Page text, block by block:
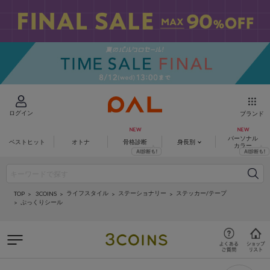
ログイン ブランド
ベストヒット オトナ 骨格診断 身長別
パーソナル
カラー
TOP 3COINS ライフスタイル ステーショナリー
ステッカー/テープ
ぷっくりシール